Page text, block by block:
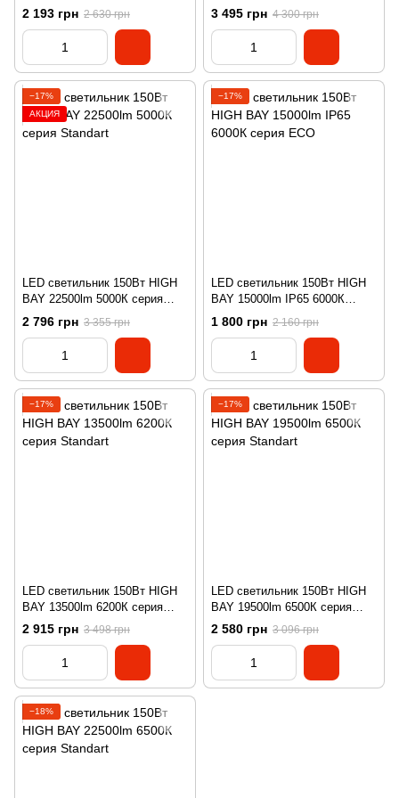
Standart
2 193 грн 2 630 грн
Standart
3 495 грн 4 300 грн
−17%
АКЦИЯ
LED светильник 150Вт HIGH
BAY 22500lm 5000К серия
Standart
2 796 грн 3 355 грн
−17%
LED светильник 150Вт HIGH
BAY 15000lm IP65 6000К
серия ECO
1 800 грн 2 160 грн
−17%
LED светильник 150Вт HIGH
BAY 13500lm 6200К серия
Standart
2 915 грн 3 498 грн
−17%
LED светильник 150Вт HIGH
BAY 19500lm 6500К серия
Standart
2 580 грн 3 096 грн
−18%